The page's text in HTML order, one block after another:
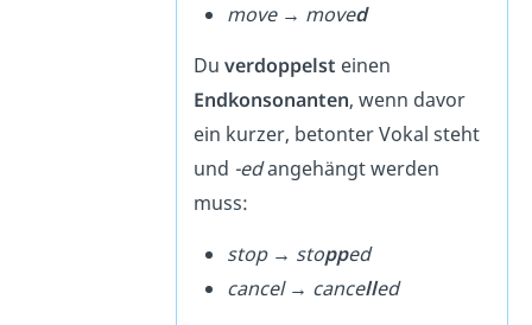
move → moved
Du verdoppelst einen
Endkonsonanten, wenn davor
ein kurzer, betonter Vokal steht
und -edangehängt werden
muss:
stop → stopped
cancel → cancelled